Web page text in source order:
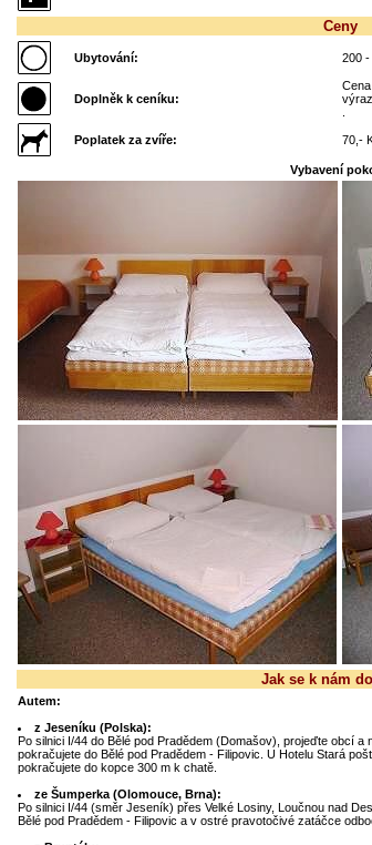
Ceny
Ubytování: 200 -
Doplněk k ceníku:
Poplatek za zvíře: 70,-
Vybavení
Jak se k nám
Autem:
z Jeseníku (Polska):
Po silnici I/44 do Bělé pod Pradědem (Domašov), projeďte obcí
pokračujete do Bělé pod Pradědem - Filipovic. U Hotelu Stará
pokračujete do kopce 300 m k chatě.
ze Šumperka (Olomouce, Brna):
Po silnici I/44 (směr Jeseník) přes Velké Losiny, Loučnou nad
Bělé pod Pradědem - Filipovic a v ostré pravotočivé zatáčce